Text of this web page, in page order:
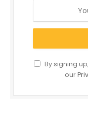
By signing
our